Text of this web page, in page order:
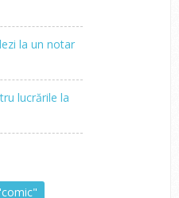
la un notar
lucrările la